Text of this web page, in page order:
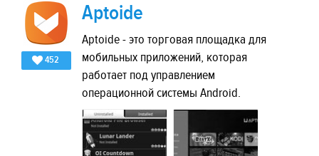
452
Aptoide
Aptoide - это торговая площадка для
мобильных приложений, которая
работает под управлением
операционной системы Android.